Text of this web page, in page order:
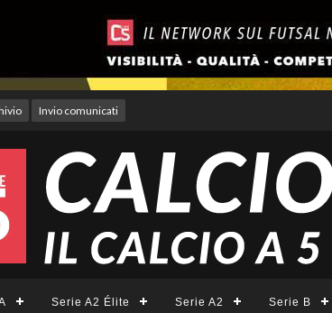
Invio comunicati
Serie A2 Élite Serie A2 Serie B